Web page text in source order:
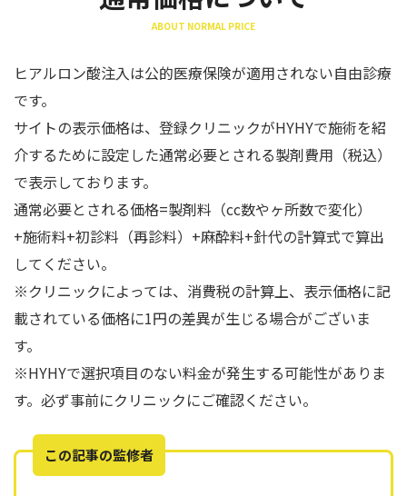
ABOUT NORMAL PRICE
ヒアルロン酸注入は公的医療保険が適用されない自由診療
です。
サイトの表示価格は、登録クリニックがHYHYで施術を紹
介するために設定した通常必要とされる製剤費用（税込）
で表示しております。
通常必要とされる価格=製剤料（cc数やヶ所数で変化）
+施術料+初診料（再診料）+麻酔料+針代の計算式で算出
してください。
※クリニックによっては、消費税の計算上、表示価格に記
載されている価格に1円の差異が生じる場合がございま
す。
※HYHYで選択項目のない料金が発生する可能性がありま
す。必ず事前にクリニックにご確認ください。
この記事の監修者